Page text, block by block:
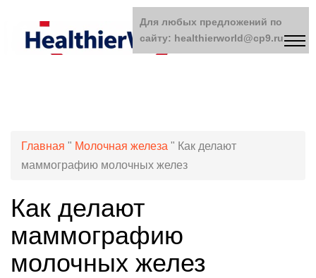
Главная " Молочная железа " Как делают
маммографию молочных желез
Как делают
маммографию
молочных желез
Для любых предложений по
сайту: healthierworld@cp9.ru